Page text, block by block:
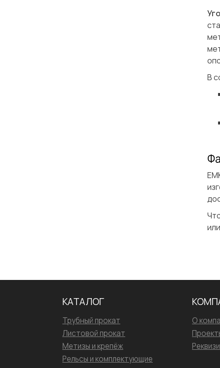
В
КАТАЛОГ
Трубный прокат
Листовой прокат
Метизы и крепёж
Рельсы и комплектующие
О